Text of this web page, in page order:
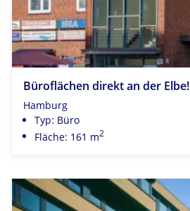
Büroflächen direkt an der Elbe!
Hamburg
Typ: Büro
Fläche: 161 m2